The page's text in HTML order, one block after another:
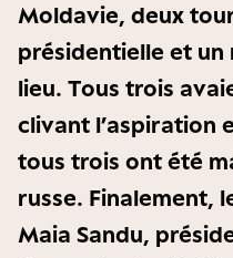
Moldavie, deux
présidentielle et
lieu. Tous trois
clivant l’aspiration
tous trois ont été
russe. Finalement,
Maia Sandu,